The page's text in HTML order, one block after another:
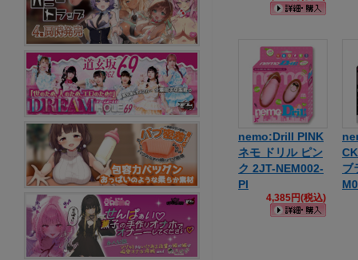
nemo:Drill PINK
ネモ ドリル ピン
ク 2JT-NEM002-
PI
4,385円(税込)
ブ